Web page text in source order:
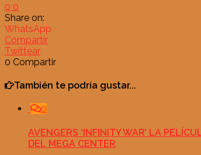
0 0
Share on:
WhatsApp
Compartir
Twittear
0 Compartir
También te podría gustar...
0
AVENGERS ‘INFINITY WAR’ LA
DEL MEGA CENTER